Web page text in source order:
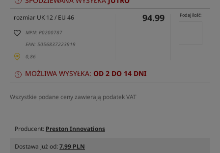
rozmiar UK 12 / EU 46
MPN: P0200787
EAN: 5056837223919
0,86
94.99 Podaj ilość:
MOŻLIWA WYSYŁKA: OD 2 DO 14 DNI
Wszystkie podane ceny zawierają podatek VAT
Producent: Preston Innovations
Dostawa już od:7.99 PLN